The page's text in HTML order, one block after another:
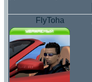
FlyToha